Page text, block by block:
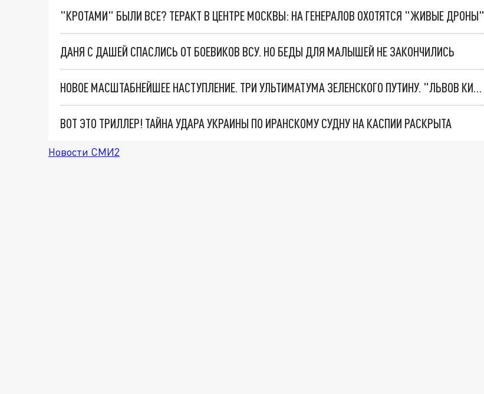
"КРОТАМИ" БЫЛИ ВСЕ? ТЕРАКТ В ЦЕНТРЕ МОСКВЫ: НА ГЕНЕРАЛОВ ОХОТЯТСЯ "ЖИВЫЕ ДРОНЫ"
ДАНЯ С ДАШЕЙ СПАСЛИСЬ ОТ БОЕВИКОВ ВСУ. НО БЕДЫ ДЛЯ МАЛЫШЕЙ НЕ ЗАКОНЧИЛИСЬ
НОВОЕ МАСШТАБНЕЙШЕЕ НАСТУПЛЕНИЕ. ТРИ УЛЬТИМАТУМА ЗЕЛЕНСКОГО ПУТИНУ. "ЛЬВОВ КИМА" ПОСТАВЯТ НА ПВО? ГЛОБАЛЬНЫЙ ПРОРЫВ ПОД ЗАПОРОЖЬЕМ
ВОТ ЭТО ТРИЛЛЕР! ТАЙНА УДАРА УКРАИНЫ ПО ИРАНСКОМУ СУДНУ НА КАСПИИ РАСКРЫТА
Новости СМИ2